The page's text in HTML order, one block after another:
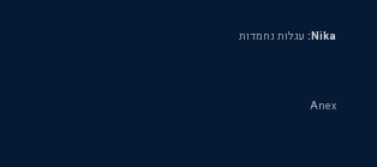
Nika: עגלות נחמדות
Anex